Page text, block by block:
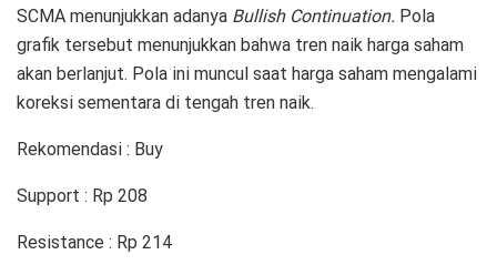
SCMA menunjukkan adanya Bullish Continuation. Pola
grafik tersebut menunjukkan bahwa tren naik harga saham
akan berlanjut. Pola ini muncul saat harga saham mengalami
koreksi sementara di tengah tren naik.
Rekomendasi : Buy
Support : Rp 208
Resistance : Rp 214